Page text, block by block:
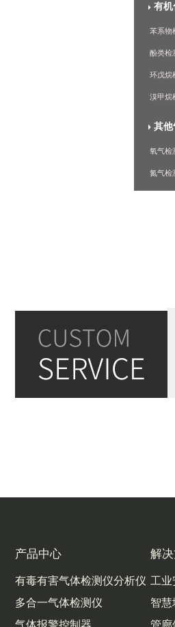
有机
苯系物
酚类检
环戊烷
溴甲烷
其
氧气检
氮气检
产品中心
有毒有害气体检测仪分析仪
多合一气体检测仪
气体报警控制器
解
工业
智慧
管廊